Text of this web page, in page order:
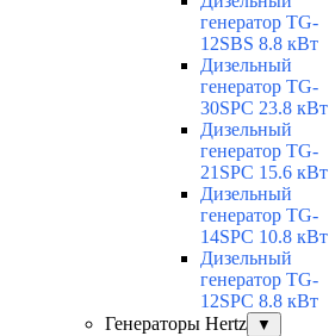
генератор TG-
12SBS 8.8 кВт
Дизельный
генератор TG-
30SPC 23.8 кВт
Дизельный
генератор TG-
21SPC 15.6 кВт
Дизельный
генератор TG-
14SPC 10.8 кВт
Дизельный
генератор TG-
12SPC 8.8 кВт
Генераторы Hertz
▼